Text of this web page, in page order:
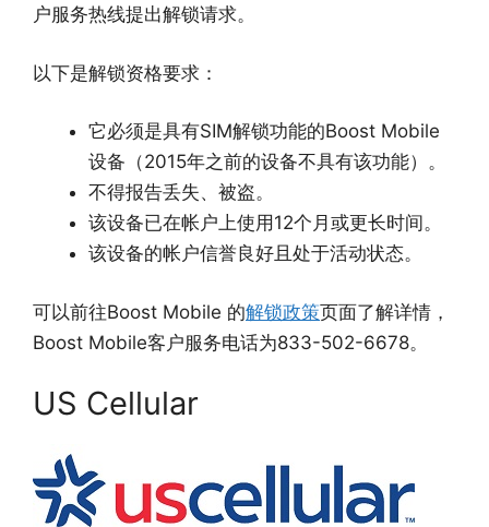
户服务热线提出解锁请求。
以下是解锁资格要求：
它必须是具有SIM解锁功能的Boost Mobile
设备（2015年之前的设备不具有该功能）。
不得报告丢失、被盗。
该设备已在帐户上使用12个月或更长时间。
该设备的帐户信誉良好且处于活动状态。
可以前往Boost Mobile 的解锁政策页面了解详情，
Boost Mobile客户服务电话为833-502-6678。
US Cellular